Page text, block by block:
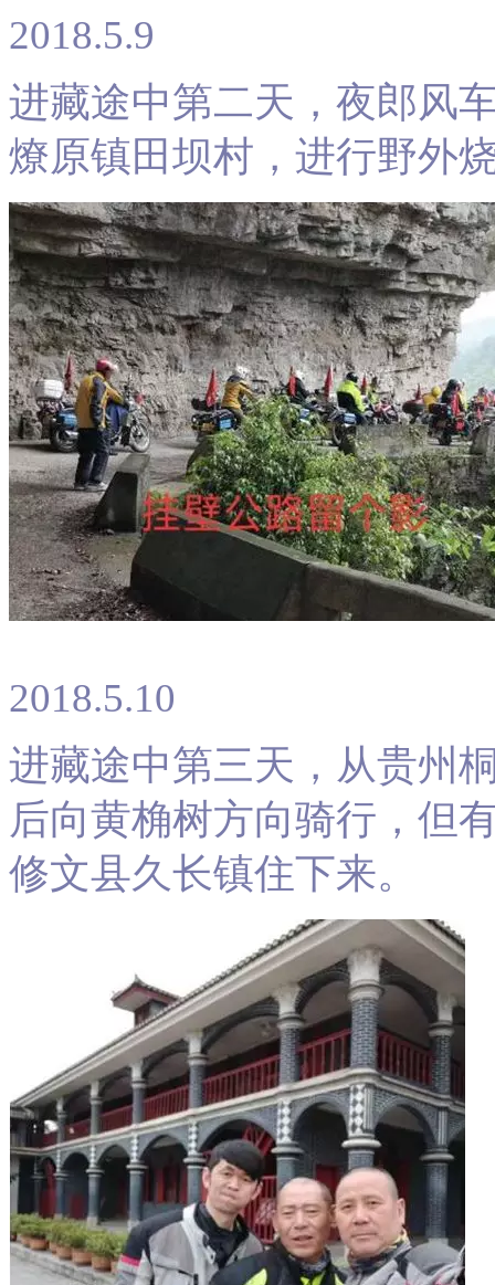
2018.5.9
进藏途中第二天，夜郎风
燎原镇田坝村，进行野外
2018.5.10
进藏途中第三天，从贵州
后向黄桷树方向骑行，但
修文县久长镇住下来。